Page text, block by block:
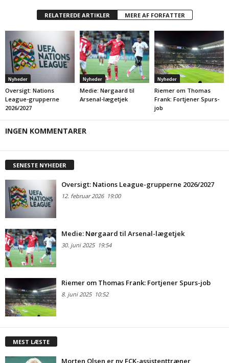
RELATEREDE ARTIKLER MERE AF FORFATTER
Nyheder
Oversigt: Nations
League-grupperne
2026/2027
Nyheder
Medie: Nørgaard til
Arsenal-lægetjek
Nyheder
Riemer om Thomas
Frank: Fortjener Spurs-
job
INGEN KOMMENTARER
SENESTE NYHEDER
Oversigt: Nations League-grupperne 2026/2027
12. februar 202619:00
Medie: Nørgaard til Arsenal-lægetjek
30. juni 202519:54
Riemer om Thomas Frank: Fortjener Spurs-job
8. juni 202510:52
MEST LÆSTE
Morten Olsen er ny FCK-assistenttræner